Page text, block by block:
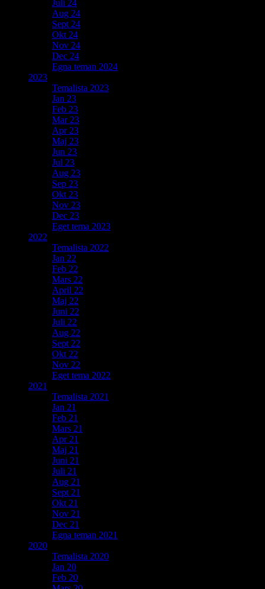
Juli 24
Aug 24
Sept 24
Okt 24
Nov 24
Dec 24
Egna teman 2024
2023
Temalista 2023
Jan 23
Feb 23
Mar 23
Apr 23
Maj 23
Jun 23
Jul 23
Aug 23
Sep 23
Okt 23
Nov 23
Dec 23
Eget tema 2023
2022
Temalista 2022
Jan 22
Feb 22
Mars 22
April 22
Maj 22
Juni 22
Juli 22
Aug 22
Sept 22
Okt 22
Nov 22
Eget tema 2022
2021
Temalista 2021
Jan 21
Feb 21
Mars 21
Apr 21
Maj 21
Juni 21
Juli 21
Aug 21
Sept 21
Okt 21
Nov 21
Dec 21
Egna teman 2021
2020
Temalista 2020
Jan 20
Feb 20